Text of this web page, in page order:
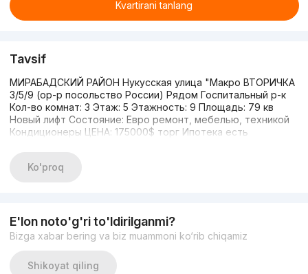
Kvartirani tanlang
Tavsif
МИРАБАДСКИЙ РАЙОН Нукусская улица "Макро ВТОРИЧКА
3/5/9 (ор-р посольство России) Рядом Госпитальный р-к
Кол-во комнат: 3 Этаж: 5 Этажность: 9 Площадь: 79 кв
Новый лифт Состояние: Евро ремонт, мебелью, техникой
Кондиционеры ЦЕНА: 175000$ торг Ипотека есть
Ko'proq
E'lon noto'g'ri to'ldirilganmi?
Bizga xabar bering va biz muammoni ko‘rib chiqamiz
Shikoyat qiling